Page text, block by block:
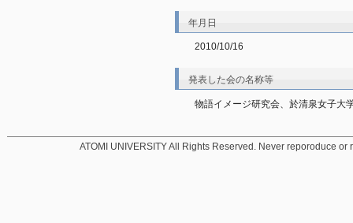
年月日
2010/10/16
発表した会の名称等
物語イメージ研究会、於清泉女子大